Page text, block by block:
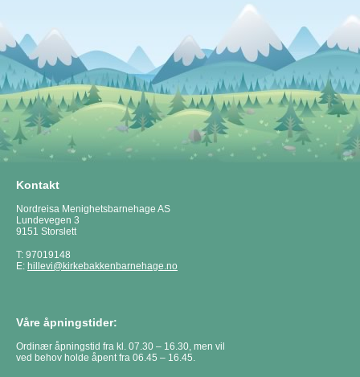
Kontakt
Nordreisa Menighetsbarnehage AS
Lundevegen 3
9151 Storslett
T: 97019148
E: hillevi@kirkebakkenbarnehage.no
Våre åpningstider:
Ordinær åpningstid fra kl. 07.30 – 16.30, men vil
ved behov holde åpent fra 06.45 – 16.45.